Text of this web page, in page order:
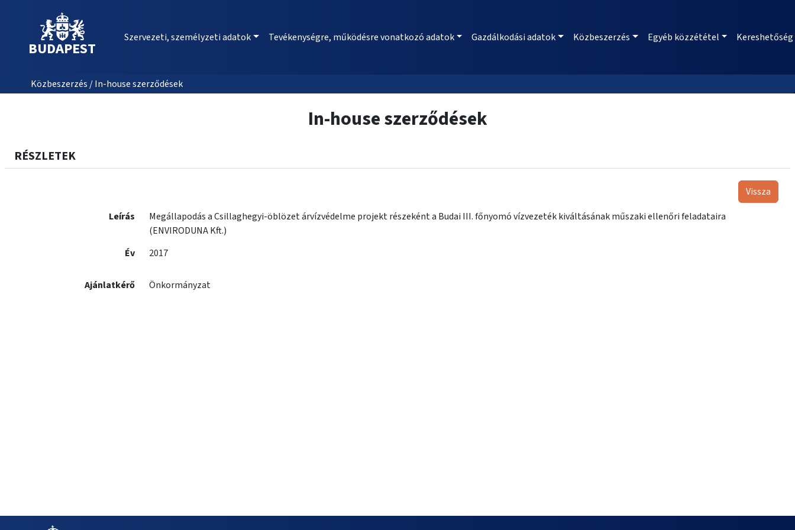
BUDAPEST
Szervezeti, személyzeti adatok Tevékenységre, működésre vonatkozó adatok Gazdálkodási adatok Közbeszerzés Egyéb közzététel Kereshetőség
Közbeszerzés / In-house szerződések
In-house szerződések
RÉSZLETEK
Vissza
Leírás
Megállapodás a Csillaghegyi-öblözet árvízvédelme projekt részeként a Budai III. főnyomó vízvezeték kiváltásának műszaki ellenőri feladataira
(ENVIRODUNA Kft.)
Év
2017
Ajánlatkérő Önkormányzat